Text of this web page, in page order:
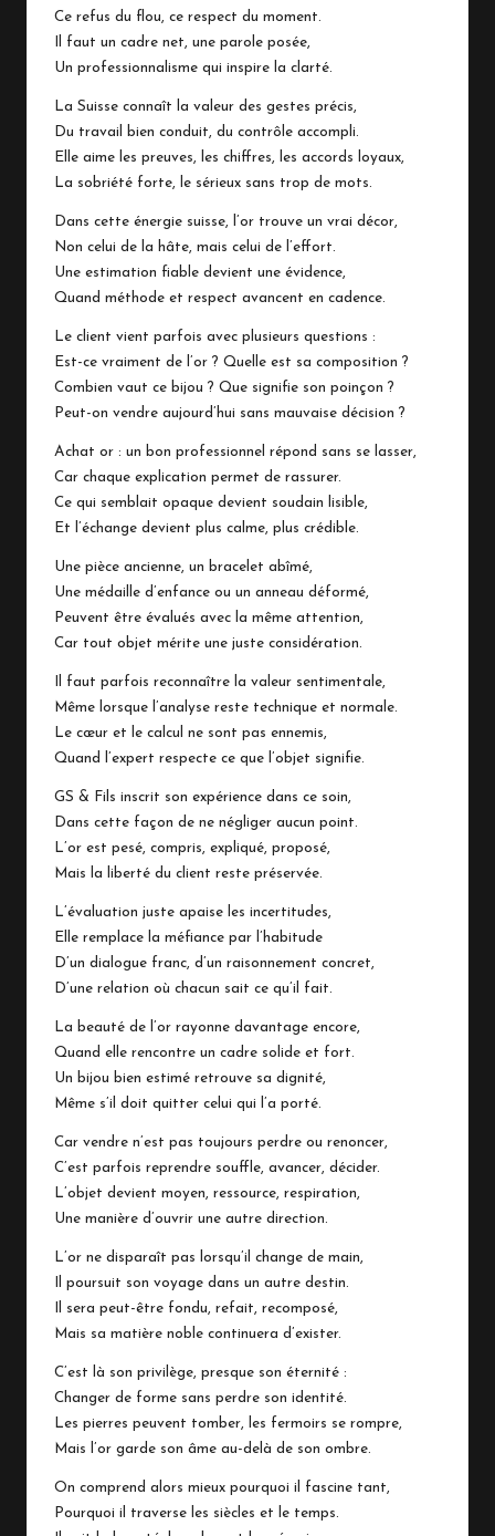
Ce refus du flou, ce respect du moment.
Il faut un cadre net, une parole posée,
Un professionnalisme qui inspire la clarté.
La Suisse connaît la valeur des gestes précis,
Du travail bien conduit, du contrôle accompli.
Elle aime les preuves, les chiffres, les accords loyaux,
La sobriété forte, le sérieux sans trop de mots.
Dans cette énergie suisse, l’or trouve un vrai décor,
Non celui de la hâte, mais celui de l’effort.
Une estimation fiable devient une évidence,
Quand méthode et respect avancent en cadence.
Le client vient parfois avec plusieurs questions :
Est-ce vraiment de l’or ? Quelle est sa composition ?
Combien vaut ce bijou ? Que signifie son poinçon ?
Peut-on vendre aujourd’hui sans mauvaise décision ?
Achat or : un bon professionnel répond sans se lasser,
Car chaque explication permet de rassurer.
Ce qui semblait opaque devient soudain lisible,
Et l’échange devient plus calme, plus crédible.
Une pièce ancienne, un bracelet abîmé,
Une médaille d’enfance ou un anneau déformé,
Peuvent être évalués avec la même attention,
Car tout objet mérite une juste considération.
Il faut parfois reconnaître la valeur sentimentale,
Même lorsque l’analyse reste technique et normale.
Le cœur et le calcul ne sont pas ennemis,
Quand l’expert respecte ce que l’objet signifie.
GS & Fils inscrit son expérience dans ce soin,
Dans cette façon de ne négliger aucun point.
L’or est pesé, compris, expliqué, proposé,
Mais la liberté du client reste préservée.
L’évaluation juste apaise les incertitudes,
Elle remplace la méfiance par l’habitude
D’un dialogue franc, d’un raisonnement concret,
D’une relation où chacun sait ce qu’il fait.
La beauté de l’or rayonne davantage encore,
Quand elle rencontre un cadre solide et fort.
Un bijou bien estimé retrouve sa dignité,
Même s’il doit quitter celui qui l’a porté.
Car vendre n’est pas toujours perdre ou renoncer,
C’est parfois reprendre souffle, avancer, décider.
L’objet devient moyen, ressource, respiration,
Une manière d’ouvrir une autre direction.
L’or ne disparaît pas lorsqu’il change de main,
Il poursuit son voyage dans un autre destin.
Il sera peut-être fondu, refait, recomposé,
Mais sa matière noble continuera d’exister.
C’est là son privilège, presque son éternité :
Changer de forme sans perdre son identité.
Les pierres peuvent tomber, les fermoirs se rompre,
Mais l’or garde son âme au-delà de son ombre.
On comprend alors mieux pourquoi il fascine tant,
Pourquoi il traverse les siècles et le temps.